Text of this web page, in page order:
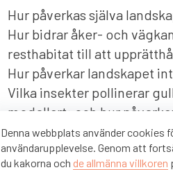
Hur påverkas själva
Hur bidrar åker- och
resthabitat till att
Hur påverkar landskapet
Vilka insekter pollinerar
modellart; och hur
Hur ska våra slåtter- och
biologiska mångfalden?
Denna webbplats använder cookies
användarupplevelse. Genom att
du kakorna och de allmänna villkoren